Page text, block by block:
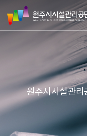
네
원
주
시
리
공
단
원주시시설관리